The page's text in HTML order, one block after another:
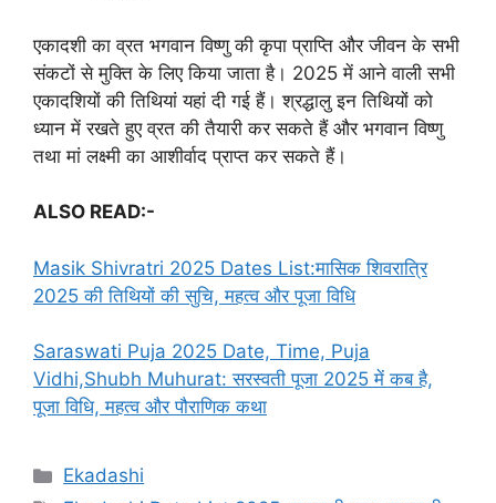
एकादशी का व्रत भगवान विष्णु की कृपा प्राप्ति और जीवन के सभी
संकटों से मुक्ति के लिए किया जाता है। 2025 में आने वाली सभी
एकादशियों की तिथियां यहां दी गई हैं। श्रद्धालु इन तिथियों को
ध्यान में रखते हुए व्रत की तैयारी कर सकते हैं और भगवान विष्णु
तथा मां लक्ष्मी का आशीर्वाद प्राप्त कर सकते हैं।
ALSO READ:-
Masik Shivratri 2025 Dates List:मासिक शिवरात्रि
2025 की तिथियों की सुचि, महत्व और पूजा विधि
Saraswati Puja 2025 Date, Time, Puja
Vidhi,Shubh Muhurat: सरस्वती पूजा 2025 में कब है,
पूजा विधि, महत्व और पौराणिक कथा
C
Ekadashi